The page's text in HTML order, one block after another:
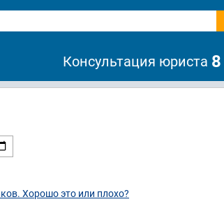
Консультация юриста
Хорошо это или плохо?